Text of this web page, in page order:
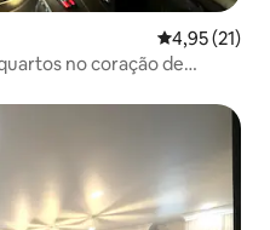
4,95 de uma
4,95 (21)
no coração de